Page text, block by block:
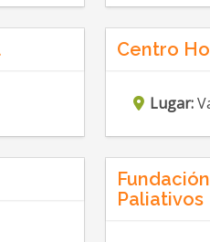
Centro
Lugar:
Paliativos